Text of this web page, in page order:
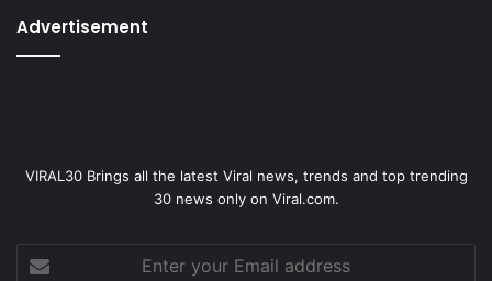
Advertisement
VIRAL30 Brings all the latest Viral news, trends and top trending
30 news only on Viral.com.
your